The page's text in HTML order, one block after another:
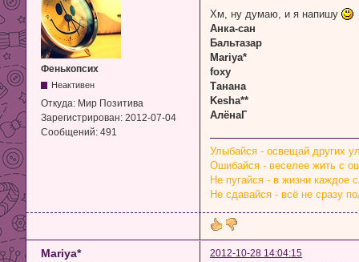
Фенькопсих
Неактивен
Откуда: Мир Позитива
Зарегистрирован: 2012-07-04
Сообщений: 491
Хм, ну думаю, и я напишу
Анка-сан
Бальтазар
Mariya*
foxy
Танана
Kesha**
АлёнаГ
Улыбайся - освещай других
Ошибайся - веселее жить с
Не пугайся - в жизни каждое
Не сдавайся - всё не сразу
Mariya* 2012-10-28 14:04:15